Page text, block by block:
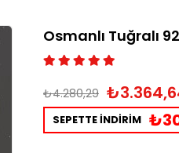
Osmanlı Tuğralı
₺4.280,29
SEPETTE İNDİRİM